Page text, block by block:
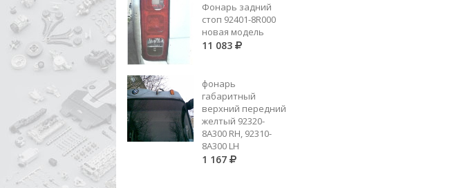
Фонарь задний
стоп 92401-8R000
новая модель
11 083
фонарь
габаритный
верхний передний
желтый 92320-
8A300 RH, 92310-
8А300 LH
1 167